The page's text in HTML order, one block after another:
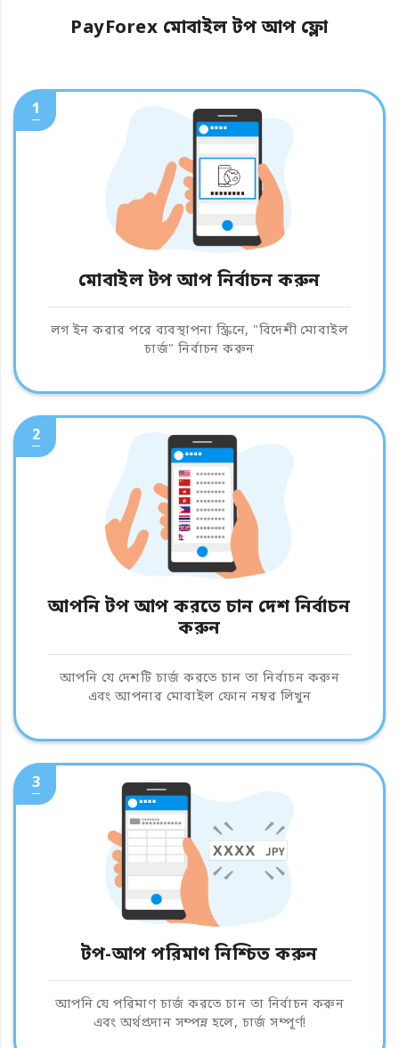
PayForex মোবাইল টপ আপ ফ্লো
1
মোবাইল টপ আপ নির্বাচন করুন
লগ ইন করার পরে ব্যবস্থাপনা স্ক্রিনে, "বিদেশী মোবাইল
চার্জ" নির্বাচন করুন
2
আপনি টপ আপ করতে চান দেশ নির্বাচন
করুন
আপনি যে দেশটি চার্জ করতে চান তা নির্বাচন করুন
এবং আপনার মোবাইল ফোন নম্বর লিখুন
3
টপ-আপ পরিমাণ নিশ্চিত করুন
আপনি যে পরিমাণ চার্জ করতে চান তা নির্বাচন করুন
এবং অর্থপ্রদান সম্পন্ন হলে, চার্জ সম্পূর্ণ!